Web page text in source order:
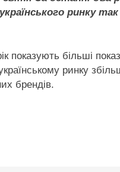
ринку
показують більші
ринку
брендів.